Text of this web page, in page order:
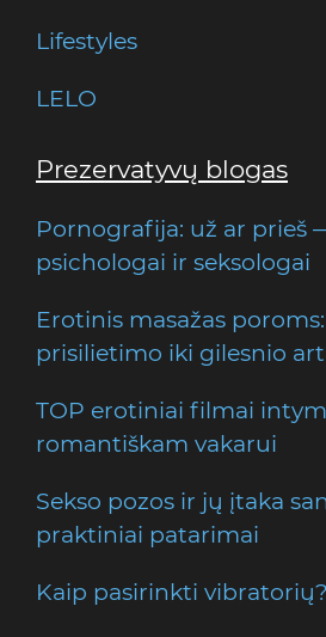
Lifestyles
LELO
Prezervatyvų blogas
Pornografija: už ar prieš
psichologai ir seksologai
Erotinis masažas
prisilietimo iki gilesnio
TOP erotiniai filmai
romantiškam vakarui
Sekso pozos ir jų įtaka
praktiniai patarimai
Kaip pasirinkti vibratorių?